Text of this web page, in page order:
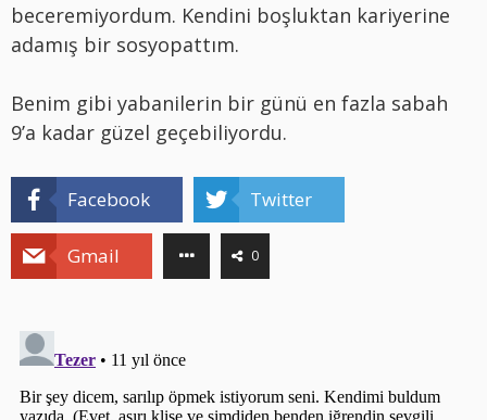
beceremiyordum. Kendini boşluktan kariyerine
adamış bir sosyopattım.
Benim gibi yabanilerin bir günü en fazla sabah
9’a kadar güzel geçebiliyordu.
Facebook Twitter
Gmail 0